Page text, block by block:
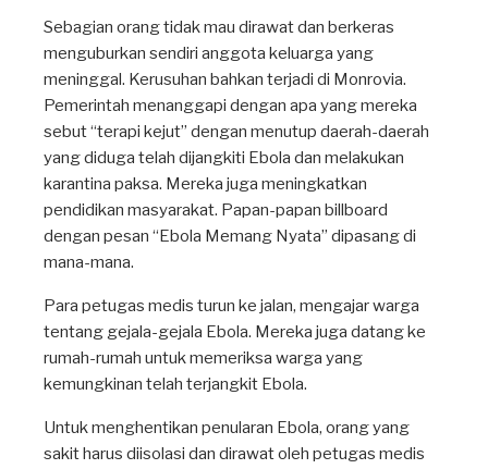
Sebagian orang tidak mau dirawat dan berkeras
menguburkan sendiri anggota keluarga yang
meninggal. Kerusuhan bahkan terjadi di Monrovia.
Pemerintah menanggapi dengan apa yang mereka
sebut “terapi kejut” dengan menutup daerah-daerah
yang diduga telah dijangkiti Ebola dan melakukan
karantina paksa. Mereka juga meningkatkan
pendidikan masyarakat. Papan-papan billboard
dengan pesan “Ebola Memang Nyata” dipasang di
mana-mana.
Para petugas medis turun ke jalan, mengajar warga
tentang gejala-gejala Ebola. Mereka juga datang ke
rumah-rumah untuk memeriksa warga yang
kemungkinan telah terjangkit Ebola.
Untuk menghentikan penularan Ebola, orang yang
sakit harus diisolasi dan dirawat oleh petugas medis